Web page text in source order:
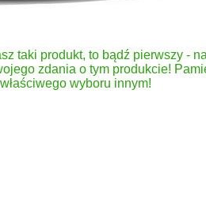
taki produkt, to bądź pierwszy -
zdania o tym produkcie!
właściwego wyboru innym!